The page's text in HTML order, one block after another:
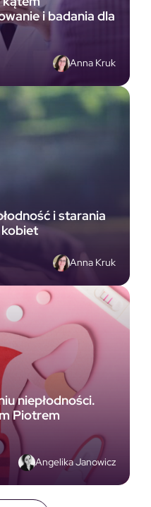
i badania dla
Anna Kruk
i starania
kobiet
Anna Kruk
niepłodności.
Piotrem
Angelika Janowicz